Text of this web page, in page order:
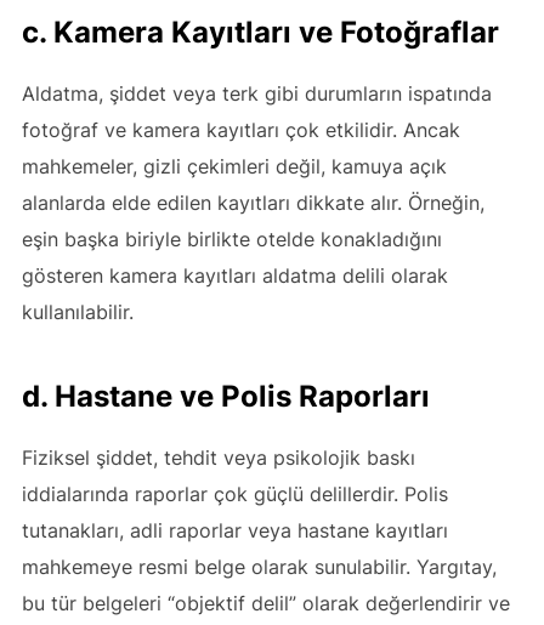
c. Kamera Kayıtları ve Fotoğraflar
Aldatma, şiddet veya terk gibi durumların ispatında
fotoğraf ve kamera kayıtları çok etkilidir. Ancak
mahkemeler, gizli çekimleri değil, kamuya açık
alanlarda elde edilen kayıtları dikkate alır. Örneğin,
eşin başka biriyle birlikte otelde konakladığını
gösteren kamera kayıtları aldatma delili olarak
kullanılabilir.
d. Hastane ve Polis Raporları
Fiziksel şiddet, tehdit veya psikolojik baskı
iddialarında raporlar çok güçlü delillerdir. Polis
tutanakları, adli raporlar veya hastane kayıtları
mahkemeye resmi belge olarak sunulabilir. Yargıtay,
bu tür belgeleri “objektif delil” olarak değerlendirir ve